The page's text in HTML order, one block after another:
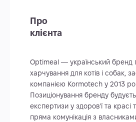
Про
клієнта
Optimeal — український бренд
харчування для котів і собак,
компанією Kormotech у 2013
Позиціонування бренду
експертизи у здоров’ї та
пряма комунікація з